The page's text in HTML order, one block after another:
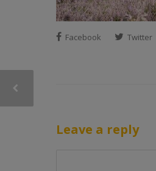
Facebook Twitter
Leave a reply